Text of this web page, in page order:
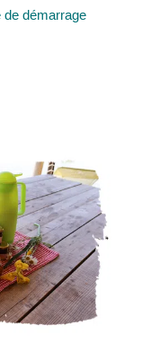
démarrage